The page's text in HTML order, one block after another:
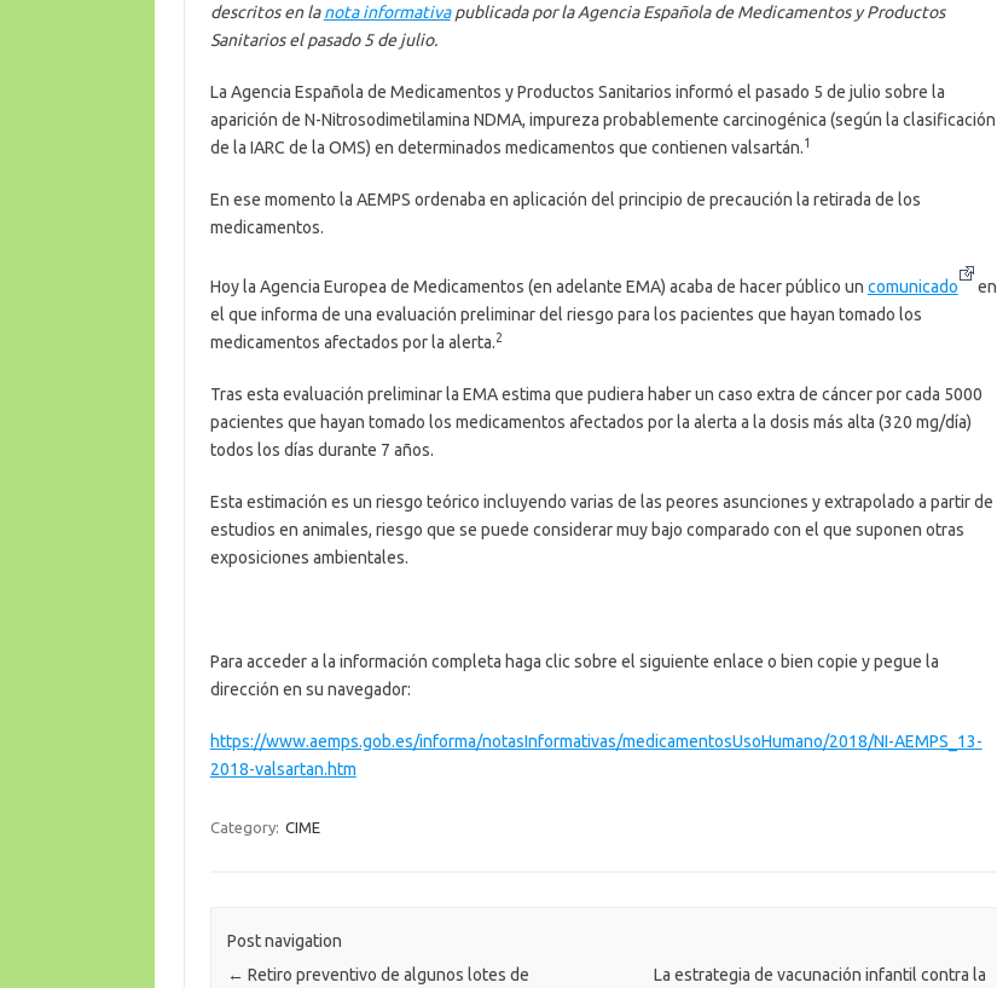
descritos en lanota informativapublicada por la Agencia Española de Medicamentos y Productos
Sanitarios el pasado 5 de julio.
La Agencia Española de Medicamentos y Productos Sanitarios informó el pasado 5 de julio sobre la
aparición de N-Nitrosodimetilamina NDMA, impureza probablemente carcinogénica (según la clasificación
de la IARC de la OMS) en determinados medicamentos que contienen valsartán.1
En ese momento la AEMPS ordenaba en aplicación del principio de precaución la retirada de los
medicamentos.
Hoy la Agencia Europea de Medicamentos (en adelante EMA) acaba de hacer público un comunicado
en
el que informa de una evaluación preliminar del riesgo para los pacientes que hayan tomado los
medicamentos afectados por la alerta.2
Tras esta evaluación preliminar la EMA estima que pudiera haber un caso extra de cáncer por cada 5000
pacientes que hayan tomado los medicamentos afectados por la alerta a la dosis más alta (320 mg/día)
todos los días durante 7 años.
Esta estimación es un riesgo teórico incluyendo varias de las peores asunciones y extrapolado a partir de
estudios en animales, riesgo que se puede considerar muy bajo comparado con el que suponen otras
exposiciones ambientales.
Para acceder a la información completa haga clic sobre el siguiente enlace o bien copie y pegue la
dirección en su navegador:
https://www.aemps.gob.es/informa/notasInformativas/medicamentosUsoHumano/2018/NI-AEMPS_13-
2018-valsartan.htm
Category: CIME
Post navigation
← Retiro preventivo de algunos lotes de
La estrategia de vacunación infantil contra la